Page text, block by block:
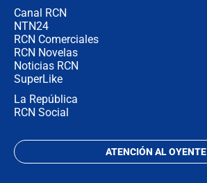
Canal RCN
NTN24
RCN Comerciales
RCN Novelas
Noticias RCN
SuperLike
La República
RCN Social
ATENCIÓN AL OYENTE